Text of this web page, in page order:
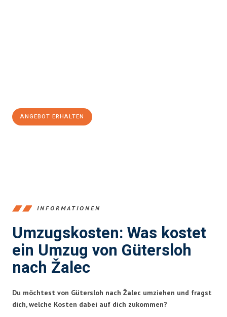
ANGEBOT ERHALTEN
INFORMATIONEN
Umzugskosten: Was kostet
ein Umzug von Gütersloh
nach Žalec
Du möchtest von Gütersloh nach Žalec umziehen und fragst
dich, welche Kosten dabei auf dich zukommen?